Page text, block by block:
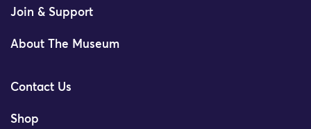
Join & Support
About The Museum
Contact Us
Shop